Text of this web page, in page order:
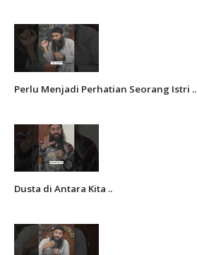
Perlu Menjadi Perhatian Seorang Istri ..
Dusta di Antara Kita ..